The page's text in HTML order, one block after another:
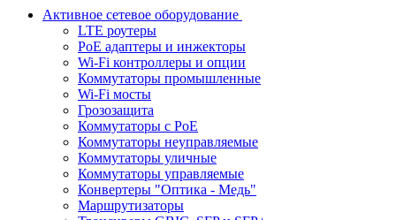
Активное сетевое оборудование
LTE роутеры
PoE адаптеры и инжекторы
Wi-Fi контроллеры и опции
Коммутаторы промышленные
Wi-Fi мосты
Грозозащита
Коммутаторы c PoE
Коммутаторы неуправляемые
Коммутаторы уличные
Коммутаторы управляемые
Конвертеры "Оптика - Медь"
Маршрутизаторы